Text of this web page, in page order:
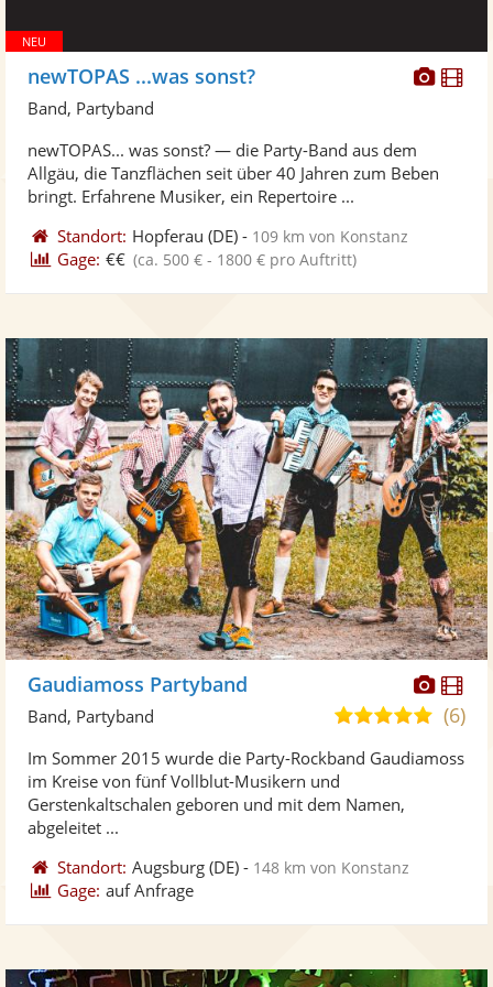
newTOPAS ...was sonst?
Band, Partyband
newTOPAS... was sonst? — die Party-Band aus dem
Allgäu, die Tanzflächen seit über 40 Jahren zum Beben
bringt. Erfahrene Musiker, ein Repertoire ...
Standort: Hopferau (DE) - 109 km von Konstanz
Gage: €€ (ca. 500 € - 1800 € pro Auftritt)
Fotos
Gaudiamoss Partyband
4,9
5
(6)
Band, Partyband
Im Sommer 2015 wurde die Party-Rockband Gaudiamoss
im Kreise von fünf Vollblut-Musikern und
Gerstenkaltschalen geboren und mit dem Namen,
abgeleitet ...
Standort: Augsburg (DE) - 148 km von Konstanz
Gage: auf Anfrage